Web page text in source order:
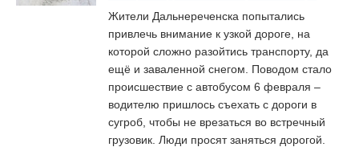
Жители Дальнереченска попытались
привлечь внимание к узкой дороге, на
которой сложно разойтись транспорту, да
ещё и заваленной снегом. Поводом стало
происшествие с автобусом 6 февраля –
водителю пришлось съехать с дороги в
сугроб, чтобы не врезаться во встречный
грузовик. Люди просят заняться дорогой.